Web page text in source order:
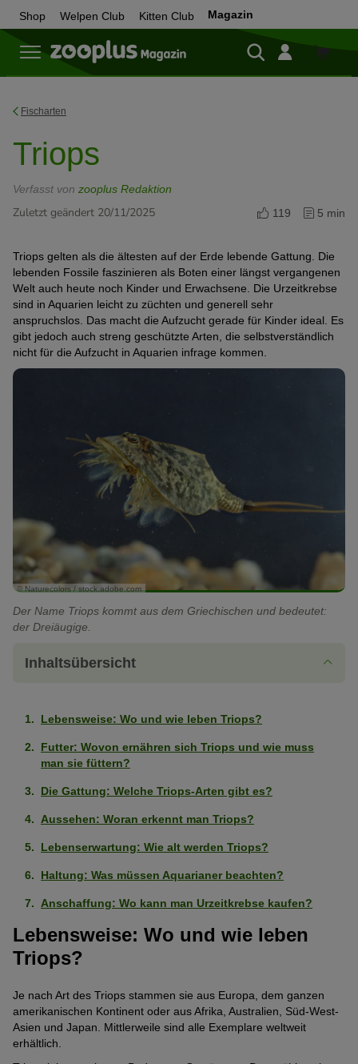
Shop Welpen Club Kitten Club Magazin
Zum
Fischarten
Triops
Verfasst von zooplus Redaktion
Zuletzt geändert 20/11/2025 119 5 min
Triops gelten als die ältesten auf der Erde lebende Gattung. Die
lebenden Fossile faszinieren als Boten einer längst vergangenen
Welt auch heute noch Kinder und Erwachsene. Die Urzeitkrebse
sind in Aquarien leicht zu züchten und generell sehr
anspruchslos. Das macht die Aufzucht gerade für Kinder ideal. Es
gibt jedoch auch streng geschützte Arten, die selbstverständlich
nicht für die Aufzucht in Aquarien infrage kommen.
© Naturecolors / stock.adobe.com
Der Name Triops kommt aus dem Griechischen und bedeutet:
der Dreiäugige.
Inhaltsübersicht
Lebensweise: Wo und wie leben Triops?
Futter: Wovon ernähren sich Triops und wie muss
man sie füttern?
Die Gattung: Welche Triops-Arten gibt es?
Aussehen: Woran erkennt man Triops?
Lebenserwartung: Wie alt werden Triops?
Haltung: Was müssen Aquarianer beachten?
Anschaffung: Wo kann man Urzeitkrebse kaufen?
Lebensweise: Wo und wie leben
Triops?
Je nach Art des Triops stammen sie aus Europa, dem ganzen
amerikanischen Kontinent oder aus Afrika, Australien, Süd-West-
Asien und Japan. Mittlerweile sind alle Exemplare weltweit
erhältlich.